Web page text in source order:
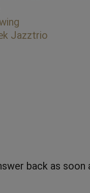
Jazztrio
back as